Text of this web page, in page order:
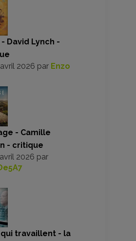
David Lynch -
2026 par Enzo
- Camille
- critique
2026 par
qui travaillent - la